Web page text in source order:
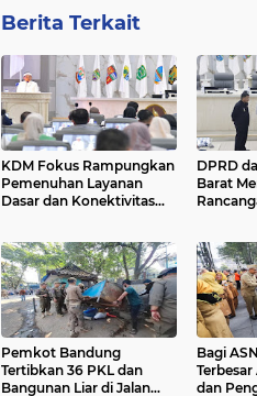
Berita Terkait
KDM Fokus Rampungkan
Pemenuhan Layanan
Dasar dan Konektivitas
DPRD
Barat
Pemkot Bandung
Tertibkan 36 PKL dan
Bangunan Liar di Jalan
Bagi
dan